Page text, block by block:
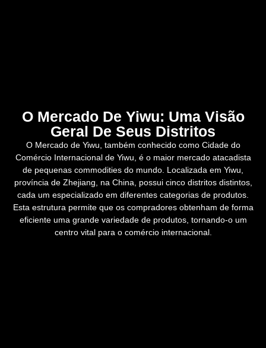
O Mercado De Yiwu: Uma Visão
Geral De Seus Distritos
O Mercado de Yiwu, também conhecido como Cidade do
Comércio Internacional de Yiwu, é o maior mercado atacadista
de pequenas commodities do mundo. Localizada em Yiwu,
província de Zhejiang, na China, possui cinco distritos distintos,
cada um especializado em diferentes categorias de produtos.
Esta estrutura permite que os compradores obtenham de forma
eficiente uma grande variedade de produtos, tornando-o um
centro vital para o comércio internacional.